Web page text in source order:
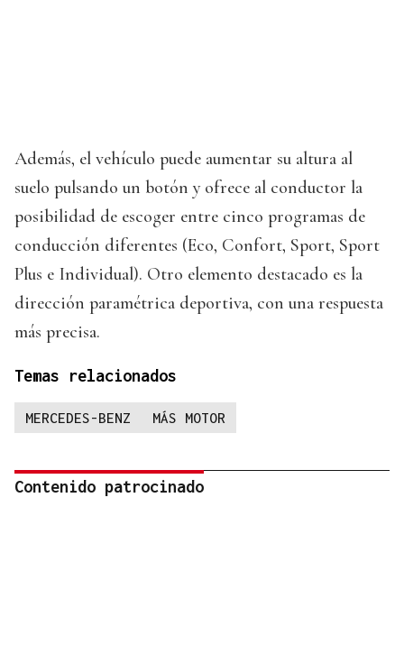
Además, el vehículo puede aumentar su altura al
suelo pulsando un botón y ofrece al conductor la
posibilidad de escoger entre cinco programas de
conducción diferentes (Eco, Confort, Sport, Sport
Plus e Individual). Otro elemento destacado es la
dirección paramétrica deportiva, con una respuesta
más precisa.
Temas relacionados
MERCEDES-BENZ MÁS MOTOR
Contenido patrocinado